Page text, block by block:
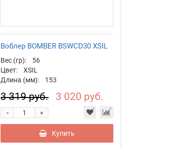
Воблер BOMBER BSWCD30 XSIL
Вес (гр):
56
Цвет:
XSIL
Длина (мм):
153
3 319 руб. 3 020 руб.
+
-
Купить